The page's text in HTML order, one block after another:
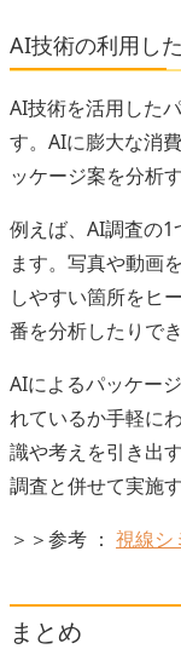
AI技術の利用し
AI技術を活用した
す。AIに膨大な消
ッケージ案を分析
例えば、AI調査の1
ます。写真や動画
しやすい箇所をヒ
番を分析したりでき
AIによるパッケー
れているか手軽に
識や考えを引き出
調査と併せて実施
＞＞参考 ： 視線シ
まとめ